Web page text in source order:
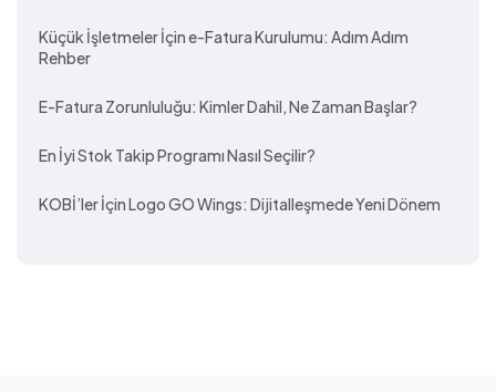
Küçük İşletmeler İçin e-Fatura Kurulumu: Adım Adım
Rehber
E-Fatura Zorunluluğu: Kimler Dahil, Ne Zaman Başlar?
En İyi Stok Takip Programı Nasıl Seçilir?
KOBİ’ler İçin Logo GO Wings: Dijitalleşmede Yeni Dönem